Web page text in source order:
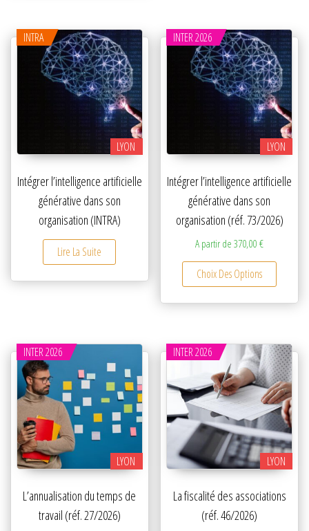
LYON
INTRA
Intégrer l’intelligence artificielle
générative dans son
organisation (INTRA)
Lire La Suite
LYON
INTER 2026
Intégrer l’intelligence artificielle
générative dans son
organisation (réf. 73/2026)
A partir de370,00€
Choix Des Options Ce
LYON
INTER 2026
L’annualisation du temps de
travail (réf. 27/2026)
LYON
INTER 2026
La fiscalité des associations
(réf. 46/2026)